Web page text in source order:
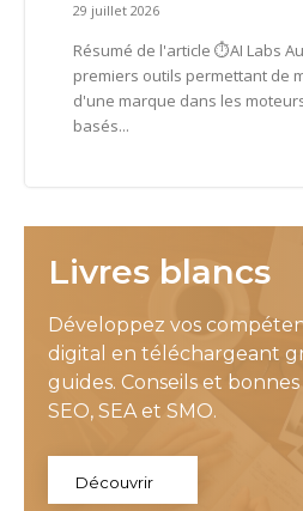
29 juillet 2026
Résumé de l'article ⏱️AI Labs
premiers outils permettant de
d'une marque dans les
basés...
Livres blancs
Développez vos
digital en téléchargeant
guides. Conseils et
SEO, SEA et SMO.
Découvrir